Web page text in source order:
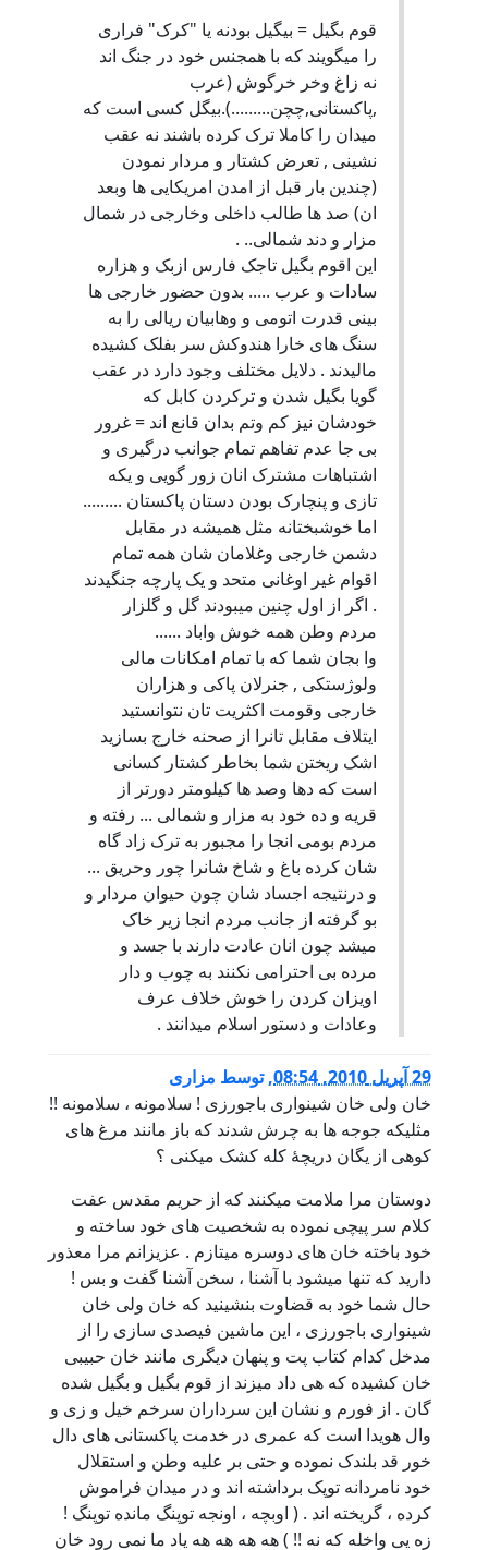
قوم بگیل = بیگیل بودنه یا "کرک" فراری
را میگویند که با همجنس خود در جنگ اند
نه زاغ وخر خرگوش (عرب
,پاکستانی,چچن.........).بیگل کسی است که
میدان را کاملا ترک کرده باشند نه عقب
نشینی , تعرض کشتار و مردار نمودن
(چندین بار قبل از امدن امریکایی ها وبعد
ان) صد ها طالب داخلی وخارجی در شمال
مزار و دند شمالی.. .
این اقوم بگیل تاجک فارس ازبک و هزاره
سادات و عرب ..... بدون حضور خارجی ها
بینی قدرت اتومی و وهابیان ریالی را به
سنگ های خارا هندوکش سر بفلک کشیده
مالیدند . دلایل مختلف وجود دارد در عقب
گویا بگیل شدن و ترکردن کابل که
خودشان نیز کم وتم بدان قانع اند = غرور
بی جا عدم تفاهم تمام جوانب درگیری و
اشتباهات مشترک انان زور گویی و یکه
تازی و پنچارک بودن دستان پاکستان .........
اما خوشبختانه مثل همیشه در مقابل
دشمن خارجی وغلامان شان همه تمام
اقوام غیر اوغانی متحد و یک پارچه جنگیدند
. اگر از اول چنین میبودند گل و گلزار
مردم وطن همه خوش واباد ......
وا بجان شما که با تمام امکانات مالی
ولوژستکی , جنرلان پاکی و هزاران
خارجی وقومت اکثریت تان نتوانستید
ایتلاف مقابل تانرا از صحنه خارج بسازید
اشک ریختن شما بخاطر کشتار کسانی
است که دها وصد ها کیلومتر دورتر از
قریه و ده خود به مزار و شمالی ... رفته و
مردم بومی انجا را مجبور به ترک زاد گاه
شان کرده باغ و شاخ شانرا چور وحریق ...
و درنتیجه اجساد شان چون حیوان مردار و
بو گرفته از جانب مردم انجا زیر خاک
میشد چون انان عادت دارند با جسد و
مرده بی احترامی نکنند به چوب و دار
اویزان کردن را خوش خلاف عرف
وعادات و دستور اسلام میدانند .
29 آپریل 2010, 08:54 ,توسط مزاری
خان ولی خان شینواری باجورزی ! سلامونه ، سلامونه !!
مثلیکه جوجه ها به چرش شدند که باز مانند مرغ های
کوهی از یگان دریچۀ کله کشک میکنی ؟
دوستان مرا ملامت میکنند که از حریم مقدس عفت
کلام سر پیچی نموده به شخصیت های خود ساخته و
خود باخته خان های دوسره میتازم . عزیزانم مرا معذور
دارید که تنها میشود با آشنا ، سخن آشنا گفت و بس !
حال شما خود به قضاوت بنشینید که خان ولی خان
شینواری باجورزی ، این ماشین فیصدی سازی را از
مدخل کدام کتاب پت و پنهان دیگری مانند خان حبیبی
خان کشیده که هی داد میزند از قوم بگیل و بگیل شده
گان . از فورم و نشان این سرداران سرخم خیل و زی و
وال هویدا است که عمری در خدمت پاکستانی های دال
خور قد بلندک نموده و حتی بر علیه وطن و استقلال
خود نامردانه توپک برداشته اند و در میدان فراموش
کرده ، گریخته اند . ( اوبچه ، اونجه توپنگ مانده توپنگ !
زه یی واخله که نه !! ) هه هه هه هه یاد ما نمی رود خان